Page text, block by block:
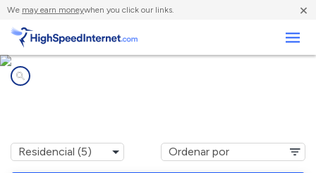
We may earn moneywhen you click our links. ×